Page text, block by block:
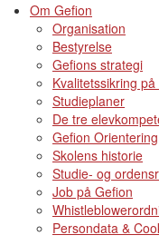
Om Gefion
Organisation
Bestyrelse
Gefions strategi
Kvalitetssikring på
Studieplaner
De tre
Gefion Orientering
Skolens historie
Studie- og
Job på Gefion
Persondata &